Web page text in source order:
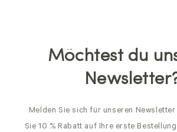
Möchtest du
Melden Sie sich für unseren
Sie 10 % Rabatt auf Ihre erste